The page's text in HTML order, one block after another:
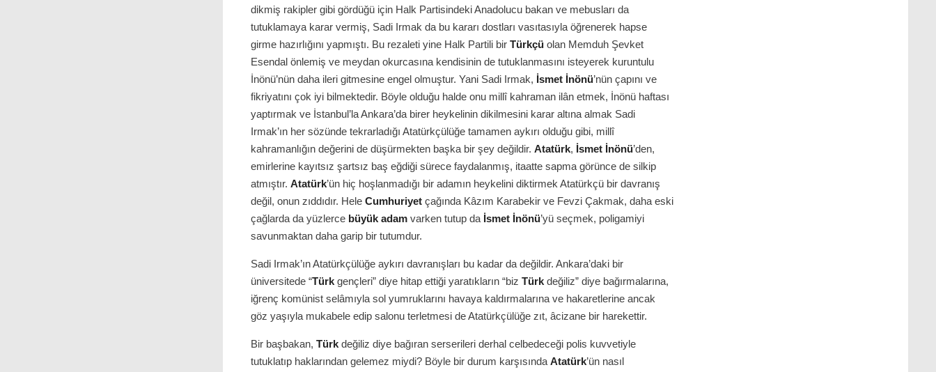
dikmiş rakipler gibi gördüğü için Halk Partisindeki Anadolucu bakan ve mebusları da
tutuklamaya karar vermiş, Sadi Irmak da bu kararı dostları vasıtasıyla öğrenerek hapse
girme hazırlığını yapmıştı. Bu rezaleti yine Halk Partili bir Türkçü olan Memduh Şevket
Esendal önlemiş ve meydan okurcasına kendisinin de tutuklanmasını isteyerek kuruntulu
İnönü’nün daha ileri gitmesine engel olmuştur. Yani Sadi Irmak, İsmet İnönü’nün çapını ve
fikriyatını çok iyi bilmektedir. Böyle olduğu halde onu millî kahraman ilân etmek, İnönü haftası
yaptırmak ve İstanbul’la Ankara’da birer heykelinin dikilmesini karar altına almak Sadi
Irmak’ın her sözünde tekrarladığı Atatürkçülüğe tamamen aykırı olduğu gibi, millî
kahramanlığın değerini de düşürmekten başka bir şey değildir. Atatürk, İsmet İnönü’den,
emirlerine kayıtsız şartsız baş eğdiği sürece faydalanmış, itaatte sapma görünce de silkip
atmıştır. Atatürk’ün hiç hoşlanmadığı bir adamın heykelini diktirmek Atatürkçü bir davranış
değil, onun zıddıdır. Hele Cumhuriyet çağında Kâzım Karabekir ve Fevzi Çakmak, daha eski
çağlarda da yüzlerce büyük adam varken tutup da İsmet İnönü’yü seçmek, poligamiyi
savunmaktan daha garip bir tutumdur.
Sadi Irmak’ın Atatürkçülüğe aykırı davranışları bu kadar da değildir. Ankara’daki bir
üniversitede “Türk gençleri” diye hitap ettiği yaratıkların “biz Türk değiliz” diye bağırmalarına,
iğrenç komünist selâmıyla sol yumruklarını havaya kaldırmalarına ve hakaretlerine ancak
göz yaşıyla mukabele edip salonu terletmesi de Atatürkçülüğe zıt, âcizane bir harekettir.
Bir başbakan, Türk değiliz diye bağıran serserileri derhal celbedeceği polis kuvvetiyle
tutuklatıp haklarından gelemez miydi? Böyle bir durum karşısında Atatürk’ün nasıl